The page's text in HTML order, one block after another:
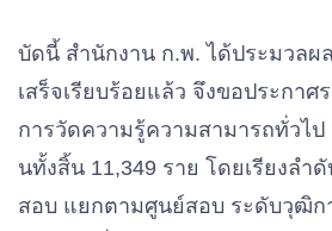
บัดนี้ สํานักงาน ก.พ. ได้ประมวลผ
เสร็จเรียบร้อยแล้ว จึงขอประกาศ
การวัดความรู้ความสามารถทั่วไป
นทั้งสิ้น 11,349 ราย โดยเรียงลําดั
สอบ แยกตามศูนย์สอบ ระดับวุฒิก